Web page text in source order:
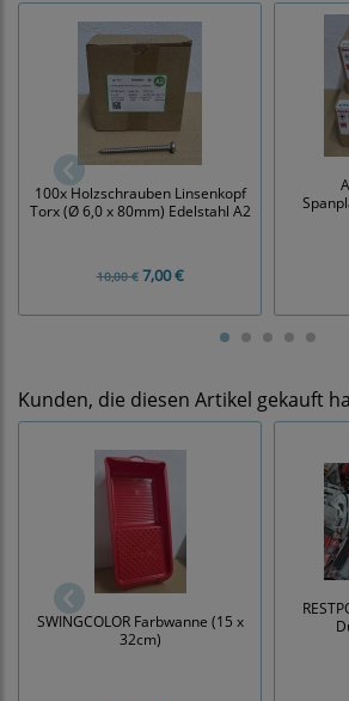
100x Holzschrauben Linsenkopf
Torx (Ø 6,0 x 80mm) Edelstahl A2
10,00 €7,00 €
Kunden, die diesen Artikel gekauft
SWINGCOLOR Farbwanne (15 x
32cm)